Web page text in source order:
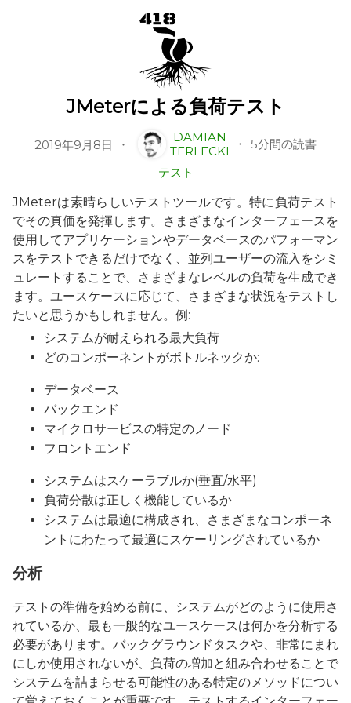
JMeterによる負荷テスト
2019年9月8日
DAMIAN
TERLECKI
5分間の読書
テスト
JMeterは素晴らしいテストツールです。特に負荷テスト
でその真価を発揮します。さまざまなインターフェースを
使用してアプリケーションやデータベースのパフォーマン
スをテストできるだけでなく、並列ユーザーの流入をシミ
ュレートすることで、さまざまなレベルの負荷を生成でき
ます。ユースケースに応じて、さまざまな状況をテストし
たいと思うかもしれません。例:
システムが耐えられる最大負荷
どのコンポーネントがボトルネックか:
データベース
バックエンド
マイクロサービスの特定のノード
フロントエンド
システムはスケーラブルか(垂直/水平)
負荷分散は正しく機能しているか
システムは最適に構成され、さまざまなコンポーネ
ントにわたって最適にスケーリングされているか
分析
テストの準備を始める前に、システムがどのように使用さ
れているか、最も一般的なユースケースは何かを分析する
必要があります。バックグラウンドタスクや、非常にまれ
にしか使用されないが、負荷の増加と組み合わせることで
システムを詰まらせる可能性のある特定のメソッドについ